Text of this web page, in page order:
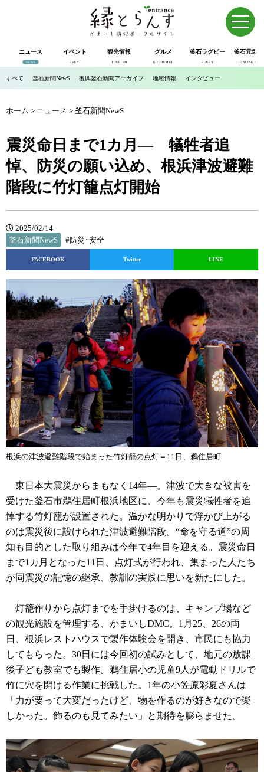
ニュース
NEWS
イベント
EVENT
観光情報
TOURISM
グルメ
GOURUMET
釜石ラグビー
RUGBY
釜石元気
ONLINE SHOP
すべて 釜石新聞NewS 復興釜石新聞アーカイブ 地域情報 インタビュー
ホーム > ニュース > 釜石新聞NewS
震災命日まで1カ月― 犠牲者追
悼、防災の願い込め、根浜津波避難
階段に竹灯籠点灯開始
2025/02/14
釜石新聞NewS
#防災･安全
FACEBOOK Twitter LINE
根浜の津波避難階段で始まった竹灯籠の点灯＝11日、鵜住居町
東日本大震災からまもなく14年―。津波で大きな被害を
受けた釜石市鵜住居町根浜地区に、今年も震災犠牲者を追
悼する竹灯籠が設置された。温かな明かりで浮かび上がる
のは震災後に設けられた津波避難階段。“命を守る道”の周
知も目的とした取り組みは今年で4年目を迎える。震災命日
まで1カ月となった11日、点灯式が行われ、集まった人たち
が同震災の記憶の継承、教訓の実践に思いを新たにした。
灯籠作りから点灯までを手掛けるのは、キャンプ場など
の観光施設を管理する、かまいしDMC。1月25、26の両
日、根浜レストハウスで製作体験会を開き、市民にも協力
してもらった。30日には今回初の試みとして、地元の放課
後子ども教室でも製作。鵜住居小の児童9人が電動ドリルで
竹に穴を開ける作業に挑戦した。1年の小笠原彩夏さんは
「力が要って大変だったけど、物を作るのが好きなので楽
しかった。飾るのも見てみたい」と期待を膨らませた。